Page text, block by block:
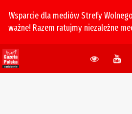
Wsparcie dla mediów Strefy
ważne! Razem ratujmy niezależne